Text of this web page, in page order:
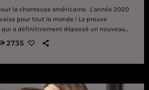
la chanteuse américaine. L'année 2020
pour tout le monde ! La preuve
qui a définitivement dépassé un nouveau
En effet, alors qu'elle figurait en tête des
les plus prestigieux de l'année (ventes
2735